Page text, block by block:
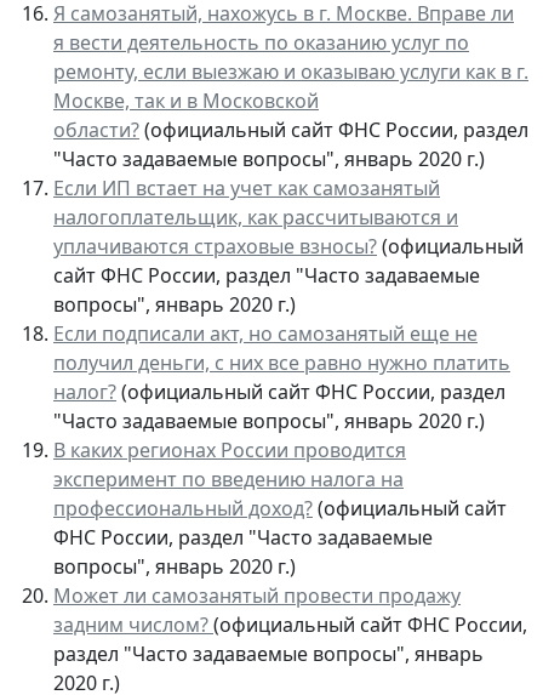
Я самозанятый, нахожусь в г. Москве. Вправе ли
я вести деятельность по оказанию услуг по
ремонту, если выезжаю и оказываю услуги как в г.
Москве, так и в Московской
области?(официальный сайт ФНС России, раздел
"Часто задаваемые вопросы", январь 2020 г.)
Если ИП встает на учет как самозанятый
налогоплательщик, как рассчитываются и
уплачиваются страховые взносы?(официальный
сайт ФНС России, раздел "Часто задаваемые
вопросы", январь 2020 г.)
Если подписали акт, но самозанятый еще не
получил деньги, с них все равно нужно платить
налог?(официальный сайт ФНС России, раздел
"Часто задаваемые вопросы", январь 2020 г.)
В каких регионах России проводится
эксперимент по введению налога на
профессиональный доход?(официальный сайт
ФНС России, раздел "Часто задаваемые
вопросы", январь 2020 г.)
Может ли самозанятый провести продажу
задним числом?(официальный сайт ФНС России,
раздел "Часто задаваемые вопросы", январь
2020 г.)